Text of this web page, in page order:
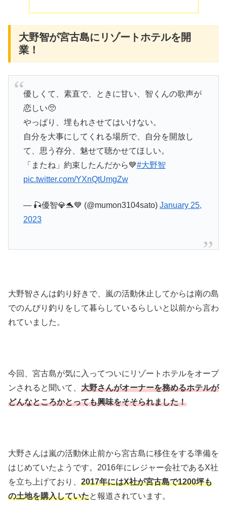
大野智が宮古島にリゾートホテルを開
業！
優しくて、素直で、ときに甘い、智くんの歌声が
恋しい🥺
やっぱり、埋もれさせてはいけない。
自分を大事にしてくれる場所で、自分を開放し
て、思う存分、魅せて聴かせてほしい。
「またね」約束したんだから💙#大野智
pic.twitter.com/YXnQtUmgZw
— 🎣優智💎🐬💙 (@mumon3104sato) January 25,
2023
大野智さんは釣り好きで、嵐の活動休止してからは南の島
でのんびり釣りをして暮らしているらしいと以前から言わ
れていました。
今回、宮古島が気に入ってついにリゾートホテルをオープ
ンされると聞いて、 大野さんがオーナーを務めるホテルが
どんなところかとっても興味をそそられました！
大野さんは嵐の活動休止前から宮古島に移住をする準備を
はじめていたようです。2016年にレジャー会社であるX社
を立ち上げており、 2017年にはX社が宮古島で1200坪も
の土地を購入していたと報道されています。